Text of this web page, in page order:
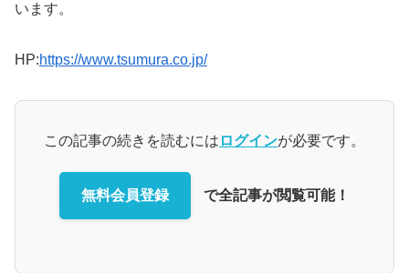
います。
HP:https://www.tsumura.co.jp/
この記事の続きを読むには ログインが必要です。
無料会員登録 で全記事が閲覧可能！